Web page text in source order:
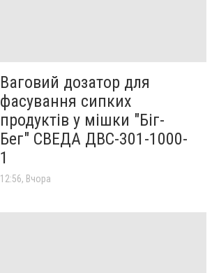
Ваговий дозатор для
фасування сипких
продуктів у мішки "Біг-
Бег" СВЕДА ДВС-301-1000-
1
12:56, Вчора